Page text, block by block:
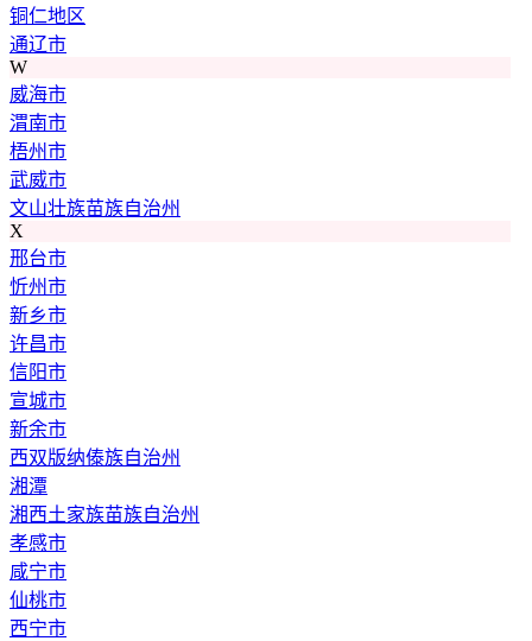
铜仁地区
通辽市
W
威海市
渭南市
梧州市
武威市
文山壮族苗族自治州
X
邢台市
忻州市
新乡市
许昌市
信阳市
宣城市
新余市
西双版纳傣族自治州
湘潭
湘西土家族苗族自治州
孝感市
咸宁市
仙桃市
西宁市